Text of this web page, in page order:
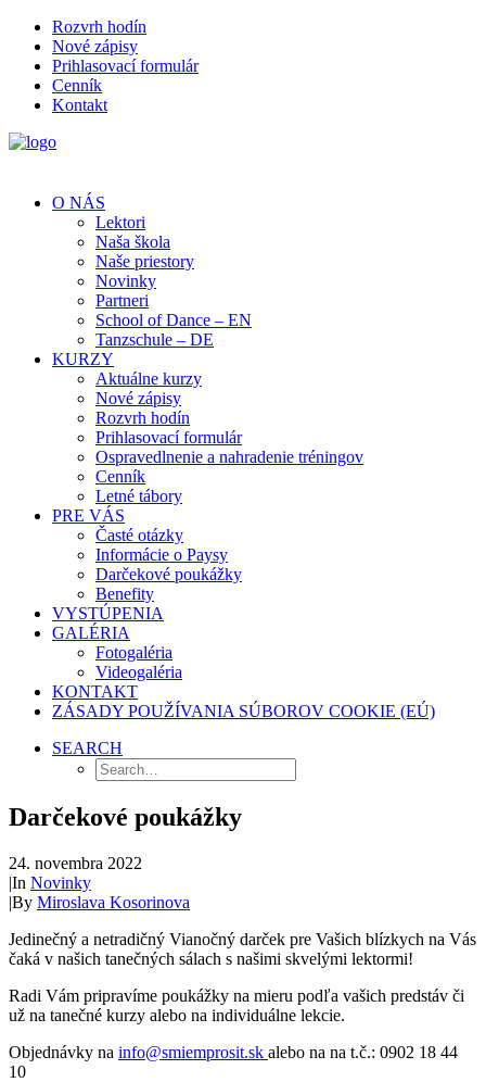
Rozvrh hodín
Nové zápisy
Prihlasovací formulár
Cenník
Kontakt
O NÁS
Lektori
Naša škola
Naše priestory
Novinky
Partneri
School of Dance – EN
Tanzschule – DE
KURZY
Aktuálne kurzy
Nové zápisy
Rozvrh hodín
Prihlasovací formulár
Ospravedlnenie a nahradenie tréningov
Cenník
Letné tábory
PRE VÁS
Časté otázky
Informácie o Paysy
Darčekové poukážky
Benefity
VYSTÚPENIA
GALÉRIA
Fotogaléria
Videogaléria
KONTAKT
ZÁSADY POUŽÍVANIA SÚBOROV COOKIE (EÚ)
SEARCH
Darčekové poukážky
24. novembra 2022
|In Novinky
|By Miroslava Kosorinova
Jedinečný a netradičný Vianočný darček pre Vašich blízkych na Vás
čaká v našich tanečných sálach s našimi skvelými lektormi!
Radi Vám pripravíme poukážky na mieru podľa vašich predstáv či
už na tanečné kurzy alebo na individuálne lekcie.
Objednávky na info@smiemprosit.sk alebo na na t.č.: 0902 18 44
10